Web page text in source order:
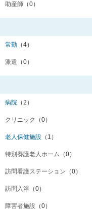
助産師 （0）
常勤 （4）
派遣 （0）
病院 （2）
クリニック （0）
老人保健施設 （1）
特別養護老人ホーム （0）
訪問看護ステーション （0）
訪問入浴 （0）
障害者施設 （0）